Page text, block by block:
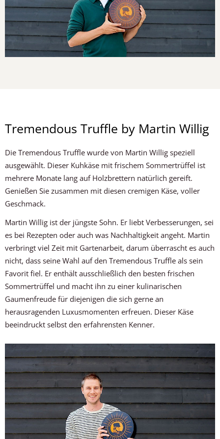
Tremendous Truffle by Martin Willig
Die Tremendous Truffle wurde von Martin Willig speziell
ausgewählt. Dieser Kuhkäse mit frischem Sommertrüffel ist
mehrere Monate lang auf Holzbrettern natürlich gereift.
Genießen Sie zusammen mit diesen cremigen Käse, voller
Geschmack.
Martin Willig ist der jüngste Sohn. Er liebt Verbesserungen, sei
es bei Rezepten oder auch was Nachhaltigkeit angeht. Martin
verbringt viel Zeit mit Gartenarbeit, darum überrascht es auch
nicht, dass seine Wahl auf den Tremendous Truffle als sein
Favorit fiel. Er enthält ausschließlich den besten frischen
Sommertrüffel und macht ihn zu einer kulinarischen
Gaumenfreude für diejenigen die sich gerne an
herausragenden Luxusmomenten erfreuen. Dieser Käse
beeindruckt selbst den erfahrensten Kenner.